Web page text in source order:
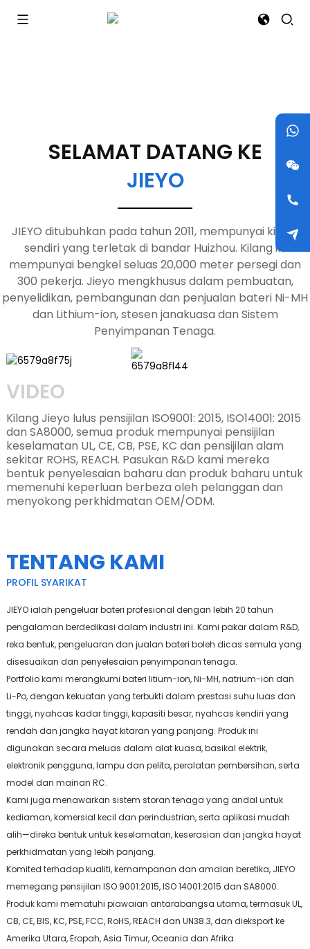
SELAMAT DATANG KE
JIEYO
JIEYO ditubuhkan pada tahun 2011, mempunyai kilang
sendiri yang terletak di bandar Huizhou. Kilang ini
mempunyai bengkel seluas 20,000 meter persegi dan
300 pekerja. Jieyo mengkhusus dalam pembuatan,
penyelidikan, pembangunan dan penjualan bateri Ni-MH
dan Lithium-ion, stesen janakuasa dan Sistem
Penyimpanan Tenaga.
VIDEO
Kilang Jieyo lulus pensijilan ISO9001: 2015, ISO14001: 2015
dan SA8000, semua produk mempunyai pensijilan
keselamatan UL, CE, CB, PSE, KC dan pensijilan alam
sekitar ROHS, REACH. Pasukan R&D kami mereka
bentuk penyelesaian baharu dan produk baharu untuk
memenuhi keperluan berbeza oleh pelanggan dan
menyokong perkhidmatan OEM/ODM.
TENTANG KAMI
PROFIL SYARIKAT
JIEYO ialah pengeluar bateri profesional dengan lebih 20 tahun
pengalaman berdedikasi dalam industri ini. Kami pakar dalam R&D,
reka bentuk, pengeluaran dan jualan bateri boleh dicas semula yang
disesuaikan dan penyelesaian penyimpanan tenaga.
Portfolio kami merangkumi bateri litium-ion, Ni-MH, natrium-ion dan
Li-Po, dengan kekuatan yang terbukti dalam prestasi suhu luas dan
tinggi, nyahcas kadar tinggi, kapasiti besar, nyahcas kendiri yang
rendah dan jangka hayat kitaran yang panjang. Produk ini
digunakan secara meluas dalam alat kuasa, basikal elektrik,
elektronik pengguna, lampu dan pelita, peralatan pembersihan, serta
model dan mainan RC.
Kami juga menawarkan sistem storan tenaga yang andal untuk
kediaman, komersial kecil dan perindustrian, serta aplikasi mudah
alih—direka bentuk untuk keselamatan, keserasian dan jangka hayat
perkhidmatan yang lebih panjang.
Komited terhadap kualiti, kemampanan dan amalan beretika, JIEYO
memegang pensijilan ISO 9001:2015, ISO 14001:2015 dan SA8000.
Produk kami mematuhi piawaian antarabangsa utama, termasuk UL,
CB, CE, BIS, KC, PSE, FCC, RoHS, REACH dan UN38.3, dan dieksport ke
Amerika Utara, Eropah, Asia Timur, Oceania dan Afrika.